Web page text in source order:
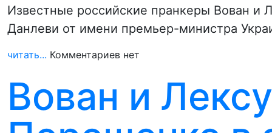
Известные российские пранкеры Вован и
Данлеви от имени премьер-министра
читать... Комментариев нет
Вован и